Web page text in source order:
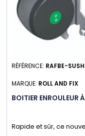
RÉFÉRENCE: RAFBE-SUSH
MARQUE: ROLL AND FIX
BOITIER ENROULEUR
Rapide et sûr, ce